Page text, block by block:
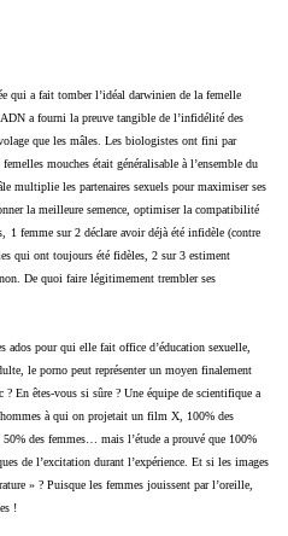
qui a fait tomber l’idéal darwinien de la femelle
a fourni la preuve tangible de l’infidélité des
que les mâles. Les biologistes ont fini par
mouches était généralisable à l’ensemble du
multiplie les partenaires sexuels pour maximiser ses
la meilleure semence, optimiser la compatibilité
1 femme sur 2 déclare avoir déjà été infidèle (contre
qui ont toujours été fidèles, 2 sur 3 estiment
De quoi faire légitimement trembler ses
ados pour qui elle fait office d’éducation sexuelle,
le porno peut représenter un moyen finalement
En êtes-vous si sûre ? Une équipe de scientifique a
à qui on projetait un film X, 100% des
des femmes… mais l’étude a prouvé que 100%
de l’excitation durant l’expérience. Et si les images
» ? Puisque les femmes jouissent par l’oreille,
!